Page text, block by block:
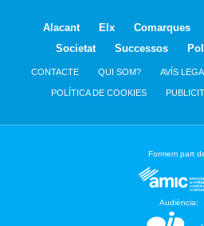
Alacant Elx Comarques
Societat
Successos
CONTACTE QUI SOM? AVÍS
POLÍTICA DE COOKIES
Formem part
Audiència: